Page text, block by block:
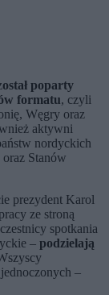
ostał poparty
formatu, czyli
Węgry oraz
aktywni
nordyckich
Stanów
prezydent Karol
ze stroną
spotkania
– podzielają
–